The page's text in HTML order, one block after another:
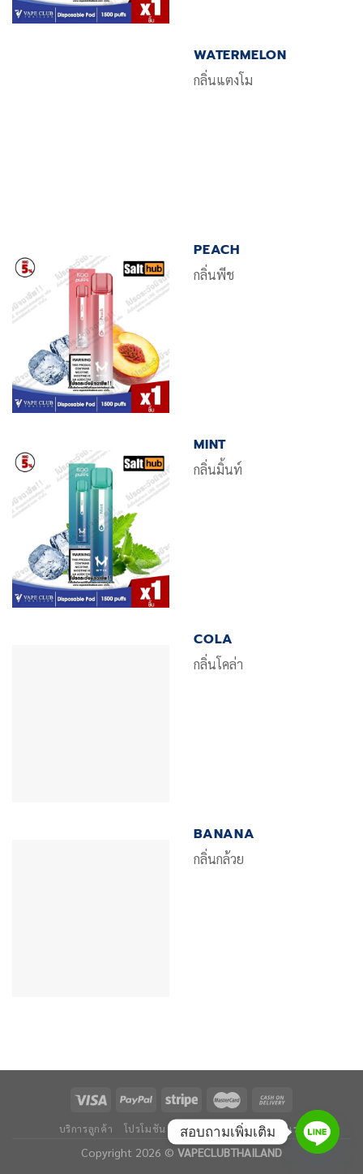
WATERMELON
กลิ่นแตงโม
PEACH
กลิ่นพีช
MINT
กลิ่นมิ้นท์
COLA
กลิ่นโคล่า
BANANA
กลิ่นกล้วย
บริการลูกค้า โปรโมชัน ข่าวและบทความ ติดต่อเรา
Copyright 2026 © VAPECLUBTHAILAND
สอบถามเพิ่มเติม